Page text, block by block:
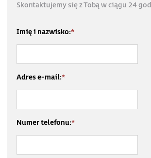
Skontaktujemy się z Tobą w ciągu 24
Imię i nazwisko:*
Adres e-mail:*
Numer telefonu:*